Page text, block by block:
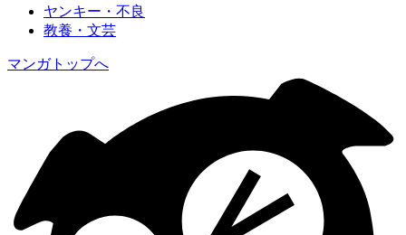
ヤンキー・不良
教養・文芸
マンガトップへ